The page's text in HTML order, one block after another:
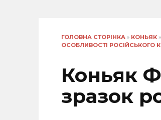
ГОЛОВНА СТОРІНКА » КОНЬЯК »
ОСОБЛИВОСТІ РОСІЙСЬКОГО
Коньяк
зразок